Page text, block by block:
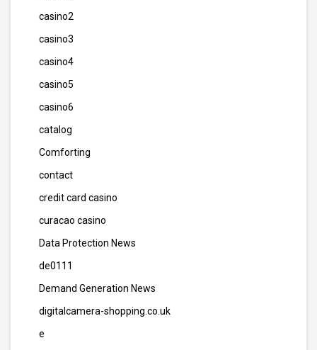
casino2
casino3
casino4
casino5
casino6
catalog
Comforting
contact
credit card casino
curacao casino
Data Protection News
de0111
Demand Generation News
digitalcamera-shopping.co.uk
e